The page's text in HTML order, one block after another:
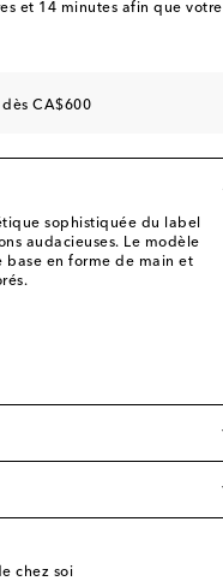
et 14 minutes afin que votre
CA$600
sophistiquée du label
audacieuses. Le modèle
base en forme de main et
chez soi